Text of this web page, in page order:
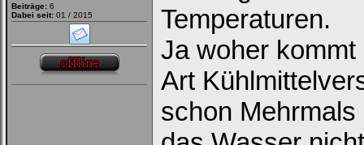
Beiträge: 6
Dabei seit: 01 / 2015
Temperaturen.
Ja woher
Art
schon